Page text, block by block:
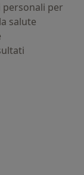
per
salute